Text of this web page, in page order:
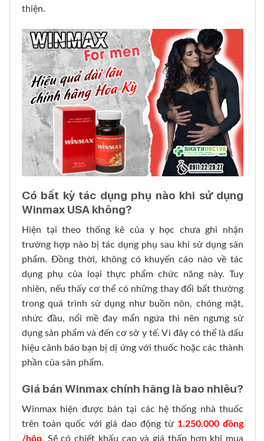
thiện.
Có bất kỳ tác dụng phụ nào khi sử dụng
Winmax USA không?
Hiện tại theo thống kê của y học chưa ghi nhận
trường hợp nào bị tác dụng phụ sau khi sử dụng sản
phẩm. Đồng thời, không có khuyến cáo nào về tác
dụng phụ của loại thực phẩm chức năng này. Tuy
nhiên, nếu thấy cơ thể có những thay đổi bất thường
trong quá trình sử dụng như buồn nôn, chóng mặt,
nhức đầu, nổi mề đay mẩn ngứa thì nên ngưng sử
dụng sản phẩm và đến cơ sở y tế. Vì đây có thể là dấu
hiệu cảnh báo bạn bị dị ứng với thuốc hoặc các thành
phần của sản phẩm.
Giá bán Winmax chính hãng là bao nhiêu?
Winmax hiện được bán tại các hệ thống nhà thuốc
trên toàn quốc với giá dao động từ 1.250.000 đồng
/hộp. Sẽ có chiết khấu cao và giá thấp hơn khi mua